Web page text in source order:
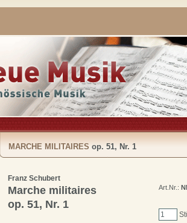
MARCHE MILITAIRES op. 51, Nr. 1
Franz Schubert
Marche militaires
op. 51, Nr. 1
Art.Nr.: